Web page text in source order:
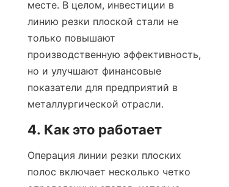
месте. В целом, инвестиции в
линию резки плоской стали не
только повышают
производственную эффективность,
но и улучшают финансовые
показатели для предприятий в
металлургической отрасли.
4. Как это работает
Операция линии резки плоских
полос включает несколько четко